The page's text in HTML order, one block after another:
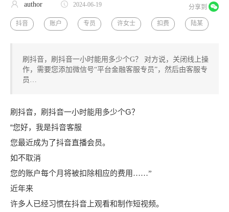
分享到
author 2024-06-19
抖音 账户 专员 许女士 扣费 陆某
刷抖音，刷抖音一小时能用多少个G？ 对方说，关闭线上操
作，需要您添加微信号“平台金融客服专员”，然后由客服专
员…
刷抖音，刷抖音一小时能用多少个G？
“您好，我是抖音客服
您最近成为了抖音直播会员。
如不取消
您的账户每个月将被扣除相应的费用……”
近年来
许多人已经习惯在抖音上观看和制作短视频。